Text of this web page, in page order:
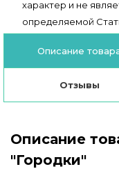
характер и не
определяемой
Описание
Отзывы
Описание
"Городки"